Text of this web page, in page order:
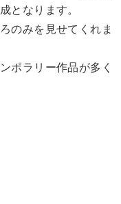
となります。
のみを見せてくれま
ポラリー作品が多く